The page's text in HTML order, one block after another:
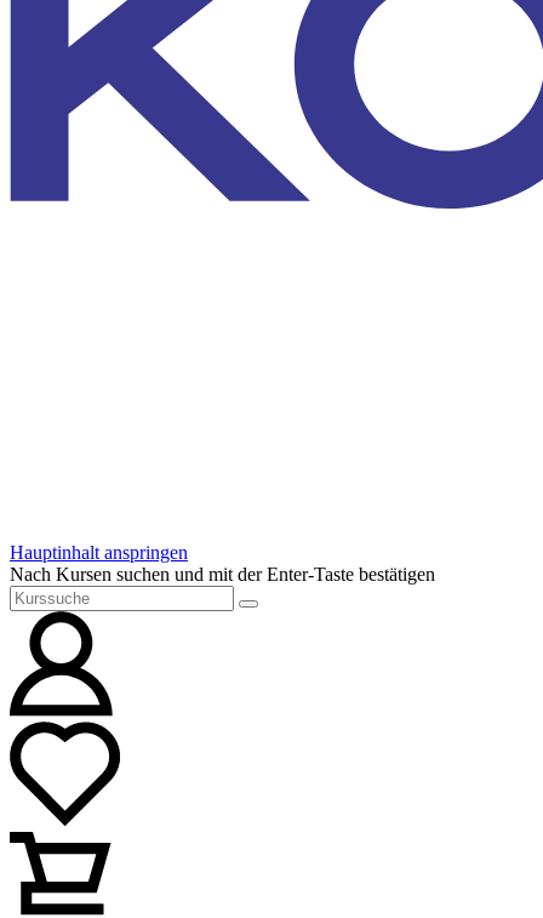
Hauptinhalt anspringen
Nach Kursen suchen und mit der Enter-Taste bestätigen